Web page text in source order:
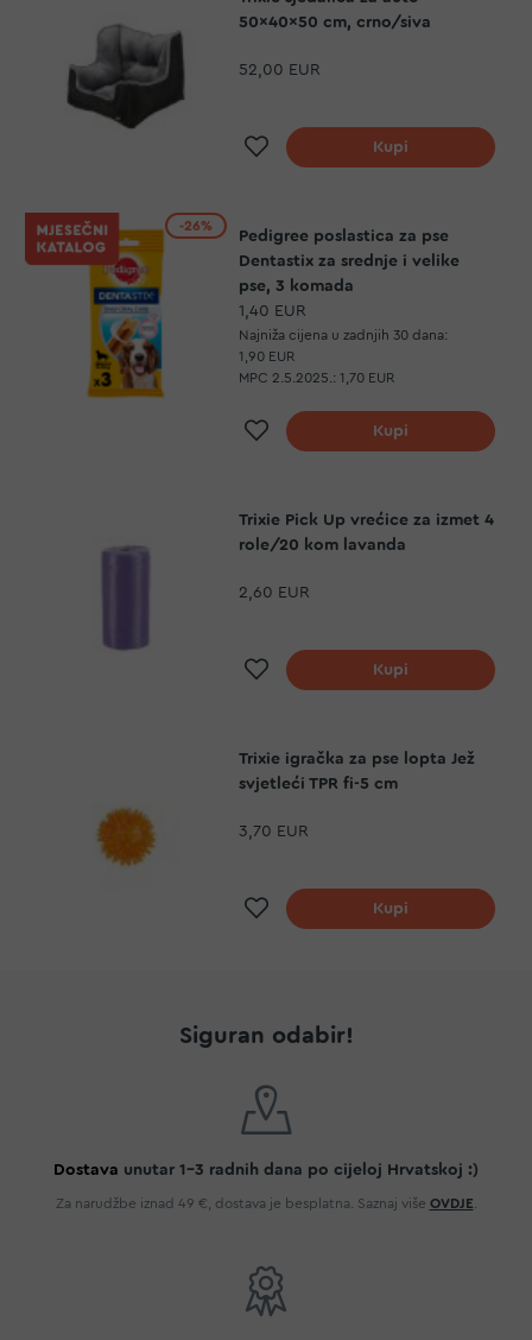
50x40x50 cm, crno/siva
52,00 EUR
Dodaj na listu želja
Kupi
-26%
Pedigree poslastica za pse
Dentastix za srednje i velike
pse, 3 komada
1,40 EUR
Najniža cijena u zadnjih 30 dana:
1,90 EUR
MPC 2.5.2025.: 1,70 EUR
Dodaj na listu želja
Kupi
Trixie Pick Up vrećice za izmet 4
role/20 kom lavanda
2,60 EUR
Dodaj na listu želja
Kupi
Trixie igračka za pse lopta Jež
svjetleći TPR fi-5 cm
3,70 EUR
Dodaj na listu želja
Kupi
Siguran odabir!
Dostava unutar 1-3 radnih dana po cijeloj Hrvatskoj :)
Za narudžbe iznad 49 €, dostava je besplatna. Saznaj više OVDJE